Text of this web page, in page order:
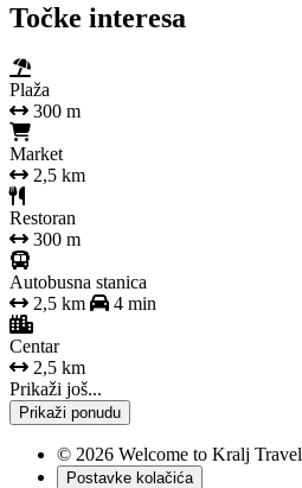
Točke interesa
Plaža
300 m
Market
2,5 km
Restoran
300 m
Autobusna stanica
2,5 km
4 min
Centar
2,5 km
Prikaži još...
Prikaži ponudu
© 2026 Welcome to Kralj Travel
Postavke kolačića